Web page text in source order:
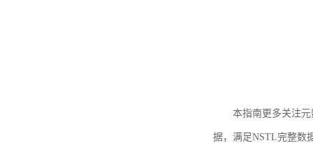
本指南更多关注
据，满足NSTL完整数